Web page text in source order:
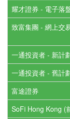
耀才證券 - 電子落
致富集團 - 網上交
一通投資者 - 新計
一通投資者 - 舊計
富途證券
SoFi Hong Kong (